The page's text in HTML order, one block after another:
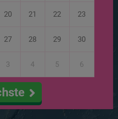
20 21 22 23
27 28 29 30
3 4 5 6